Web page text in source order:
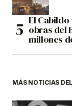
El
obras del
millones
MÁS NOTICIAS